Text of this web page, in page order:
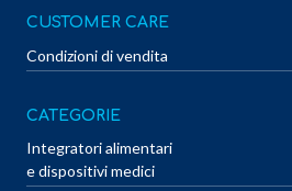
CUSTOMER CARE
Condizioni di vendita
CATEGORIE
Integratori alimentari
e dispositivi medici